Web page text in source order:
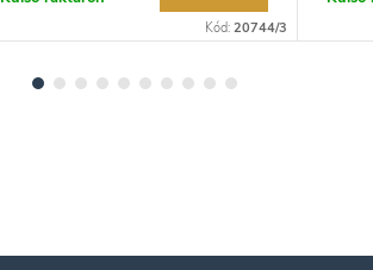
Kód: 20744/3